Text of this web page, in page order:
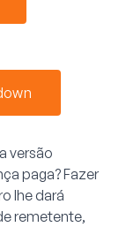
versão
paga? Fazer
lhe dará
remetente,